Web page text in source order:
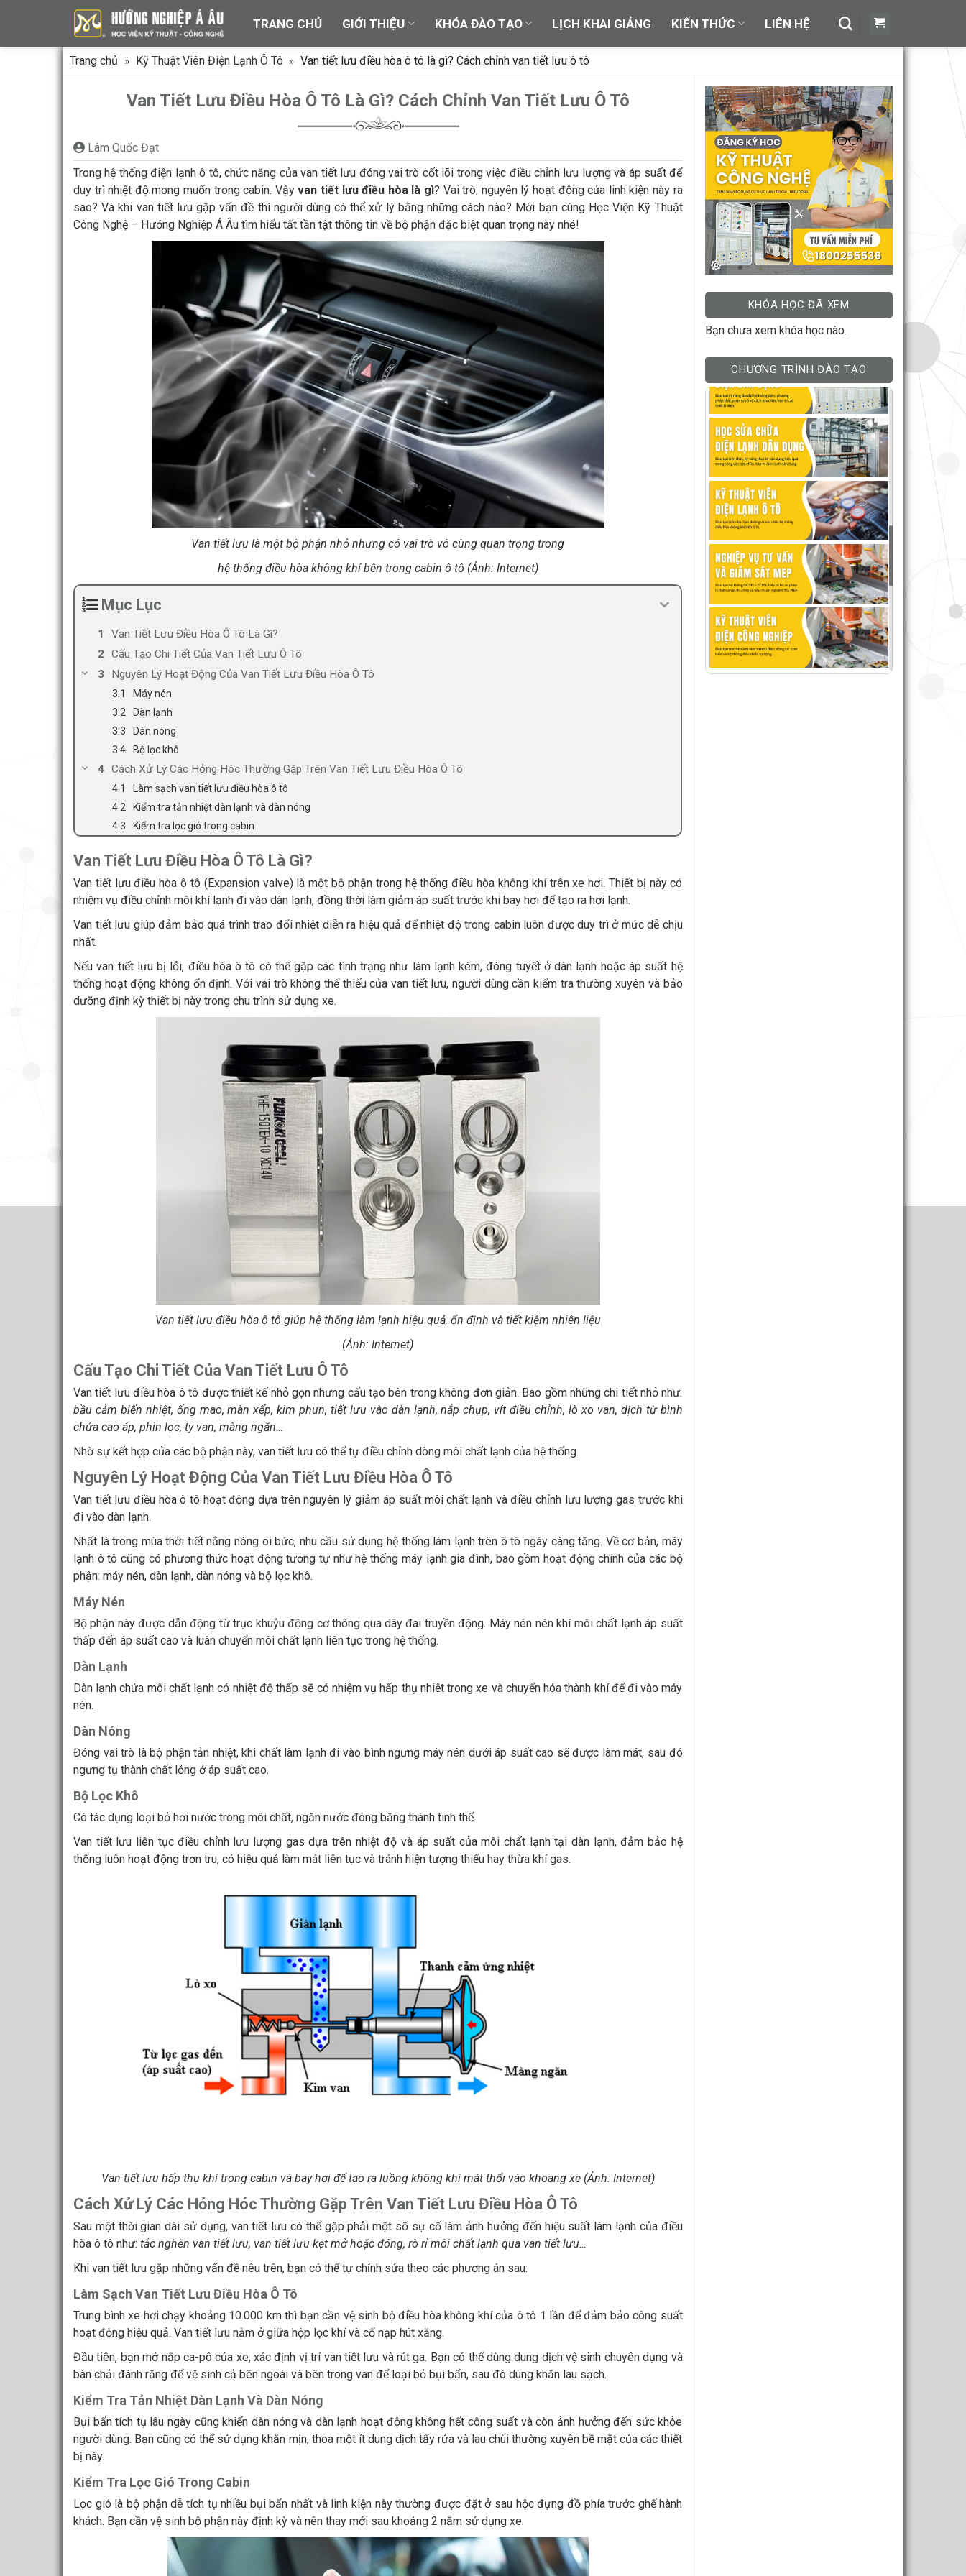
TRANG CHỦ GIỚI THIỆU KHÓA ĐÀO TẠO LỊCH KHAI GIẢNG KIẾN THỨC LIÊN HỆ
Trang chủ » Kỹ Thuật Viên Điện Lạnh Ô Tô » Van tiết lưu điều hòa ô tô là gì? Cách chỉnh van tiết lưu ô tô
Van Tiết Lưu Điều Hòa Ô Tô Là Gì? Cách Chỉnh Van Tiết Lưu Ô Tô
Lâm Quốc Đạt
Trong hệ thống điện lạnh ô tô, chức năng của van tiết lưu đóng vai trò cốt lõi trong việc điều chỉnh lưu lượng và áp suất để
duy trì nhiệt độ mong muốn trong cabin. Vậyvan tiết lưu điều hòa là gì? Vai trò, nguyên lý hoạt động của linh kiện này ra
sao? Và khi van tiết lưu gặp vấn đề thì người dùng có thể xử lý bằng những cách nào? Mời bạn cùng Học Viện Kỹ Thuật
Công Nghệ – Hướng Nghiệp Á Âu tìm hiểu tất tần tật thông tin về bộ phận đặc biệt quan trọng này nhé!
Van tiết lưu là một bộ phận nhỏ nhưng có vai trò vô cùng quan trọng trong
hệ thống điều hòa không khí bên trong cabin ô tô (Ảnh: Internet)
Mục Lục
Van Tiết Lưu Điều Hòa Ô Tô Là Gì?
Cấu Tạo Chi Tiết Của Van Tiết Lưu Ô Tô
Nguyên Lý Hoạt Động Của Van Tiết Lưu Điều Hòa Ô Tô
Máy nén
Dàn lạnh
Dàn nóng
Bộ lọc khô
Cách Xử Lý Các Hỏng Hóc Thường Gặp Trên Van Tiết Lưu Điều Hòa Ô Tô
Làm sạch van tiết lưu điều hòa ô tô
Kiểm tra tản nhiệt dàn lạnh và dàn nóng
Kiểm tra lọc gió trong cabin
Van Tiết Lưu Điều Hòa Ô Tô Là Gì?
Van tiết lưu điều hòa ô tô (Expansion valve) là một bộ phận trong hệ thống điều hòa không khí trên xe hơi. Thiết bị này có
nhiệm vụ điều chỉnh môi khí lạnh đi vào dàn lạnh, đồng thời làm giảm áp suất trước khi bay hơi để tạo ra hơi lạnh.
Van tiết lưu giúp đảm bảo quá trình trao đổi nhiệt diễn ra hiệu quả để nhiệt độ trong cabin luôn được duy trì ở mức dễ chịu
nhất.
Nếu van tiết lưu bị lỗi, điều hòa ô tô có thể gặp các tình trạng như làm lạnh kém, đóng tuyết ở dàn lạnh hoặc áp suất hệ
thống hoạt động không ổn định. Với vai trò không thể thiếu của van tiết lưu, người dùng cần kiểm tra thường xuyên và bảo
dưỡng định kỳ thiết bị này trong chu trình sử dụng xe.
Van tiết lưu điều hòa ô tô giúp hệ thống làm lạnh hiệu quả, ổn định và tiết kiệm nhiên liệu
(Ảnh: Internet)
Cấu Tạo Chi Tiết Của Van Tiết Lưu Ô Tô
Van tiết lưu điều hòa ô tô được thiết kế nhỏ gọn nhưng cấu tạo bên trong không đơn giản. Bao gồm những chi tiết nhỏ như:
bầu cảm biến nhiệt, ống mao, màn xếp, kim phun, tiết lưu vào dàn lạnh, nắp chụp, vít điều chỉnh, lò xo van, dịch từ bình
chứa cao áp, phin lọc, ty van, màng ngăn…
Nhờ sự kết hợp của các bộ phận này, van tiết lưu có thể tự điều chỉnh dòng môi chất lạnh của hệ thống.
Nguyên Lý Hoạt Động Của Van Tiết Lưu Điều Hòa Ô Tô
Van tiết lưu điều hòa ô tô hoạt động dựa trên nguyên lý giảm áp suất môi chất lạnh và điều chỉnh lưu lượng gas trước khi
đi vào dàn lạnh.
Nhất là trong mùa thời tiết nắng nóng oi bức, nhu cầu sử dụng hệ thống làm lạnh trên ô tô ngày càng tăng. Về cơ bản, máy
lạnh ô tô cũng có phương thức hoạt động tương tự như hệ thống máy lạnh gia đình, bao gồm hoạt động chính của các bộ
phận: máy nén, dàn lạnh, dàn nóng và bộ lọc khô.
Máy Nén
Bộ phận này được dẫn động từ trục khuỷu động cơ thông qua dây đai truyền động. Máy nén nén khí môi chất lạnh áp suất
thấp đến áp suất cao và luân chuyển môi chất lạnh liên tục trong hệ thống.
Dàn Lạnh
Dàn lạnh chứa môi chất lạnh có nhiệt độ thấp sẽ có nhiệm vụ hấp thụ nhiệt trong xe và chuyển hóa thành khí để đi vào máy
nén.
Dàn Nóng
Đóng vai trò là bộ phận tản nhiệt, khi chất làm lạnh đi vào bình ngưng máy nén dưới áp suất cao sẽ được làm mát, sau đó
ngưng tụ thành chất lỏng ở áp suất cao.
Bộ Lọc Khô
Có tác dụng loại bỏ hơi nước trong môi chất, ngăn nước đóng băng thành tinh thể.
Van tiết lưu liên tục điều chỉnh lưu lượng gas dựa trên nhiệt độ và áp suất của môi chất lạnh tại dàn lạnh, đảm bảo hệ
thống luôn hoạt động trơn tru, có hiệu quả làm mát liên tục và tránh hiện tượng thiếu hay thừa khí gas.
Van tiết lưu hấp thụ khí trong cabin và bay hơi để tạo ra luồng không khí mát thổi vào khoang xe (Ảnh: Internet)
Cách Xử Lý Các Hỏng Hóc Thường Gặp Trên Van Tiết Lưu Điều Hòa Ô Tô
Sau một thời gian dài sử dụng, van tiết lưu có thể gặp phải một số sự cố làm ảnh hưởng đến hiệu suất làm lạnh của điều
hòa ô tô như: tắc nghẽn van tiết lưu, van tiết lưu kẹt mở hoặc đóng, rò rỉ môi chất lạnh qua van tiết lưu…
Khi van tiết lưu gặp những vấn đề nêu trên, bạn có thể tự chỉnh sửa theo các phương án sau:
Làm Sạch Van Tiết Lưu Điều Hòa Ô Tô
Trung bình xe hơi chạy khoảng 10.000 km thì bạn cần vệ sinh bộ điều hòa không khí của ô tô 1 lần để đảm bảo công suất
hoạt động hiệu quả. Van tiết lưu nằm ở giữa hộp lọc khí và cổ nạp hút xăng.
Đầu tiên, bạn mở nắp ca-pô của xe, xác định vị trí van tiết lưu và rút ga. Bạn có thể dùng dung dịch vệ sinh chuyên dụng và
bàn chải đánh răng để vệ sinh cả bên ngoài và bên trong van để loại bỏ bụi bẩn, sau đó dùng khăn lau sạch.
Kiểm Tra Tản Nhiệt Dàn Lạnh Và Dàn Nóng
Bụi bẩn tích tụ lâu ngày cũng khiến dàn nóng và dàn lạnh hoạt động không hết công suất và còn ảnh hưởng đến sức khỏe
người dùng. Bạn cũng có thể sử dụng khăn mịn, thoa một ít dung dịch tẩy rửa và lau chùi thường xuyên bề mặt của các thiết
bị này.
Kiểm Tra Lọc Gió Trong Cabin
Lọc gió là bộ phận dễ tích tụ nhiều bụi bẩn nhất và linh kiện này thường được đặt ở sau hộc đựng đồ phía trước ghế hành
khách. Bạn cần vệ sinh bộ phận này định kỳ và nên thay mới sau khoảng 2 năm sử dụng xe.
KHÓA HỌC ĐÃ XEM
Bạn chưa xem khóa học nào.
CHƯƠNG TRÌNH ĐÀO TẠO